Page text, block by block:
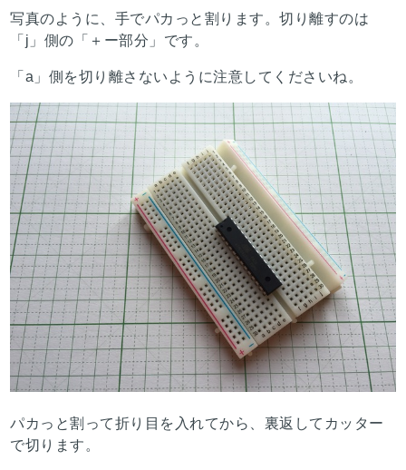
写真のように、手でパカっと割ります。切り離すのは
「j」側の「＋ー部分」です。
「a」側を切り離さないように注意してくださいね。
パカっと割って折り目を入れてから、裏返してカッター
で切ります。